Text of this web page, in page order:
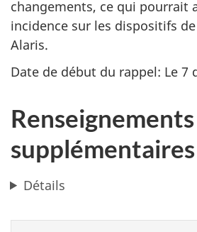
changements, ce qui pourrait
incidence sur les dispositifs
Alaris.
Date de début du rappel: Le 7
Renseignements
supplémentaires
Détails